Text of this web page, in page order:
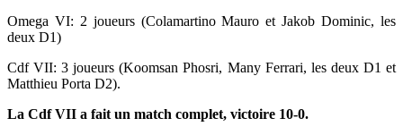
Omega VI: 2 joueurs (Colamartino Mauro et Jakob Dominic, les
deux D1)
Cdf VII: 3 joueurs (Koomsan Phosri, Many Ferrari, les deux D1 et
Matthieu Porta D2).
La Cdf VII a fait un match complet, victoire 10-0.